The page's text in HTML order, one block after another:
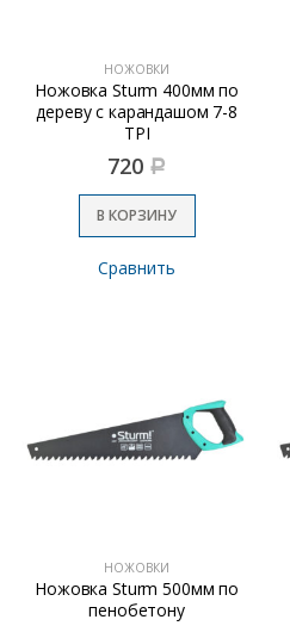
НОЖОВКИ
Ножовка Sturm 400мм по
дереву с карандашом 7-8
TPI
720 Р
В КОРЗИНУ
Сравнить
НОЖОВКИ
Ножовка Sturm 500мм по
пенобетону